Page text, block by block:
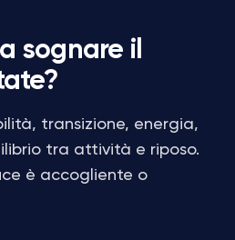
sognare il
transizione, energia,
tra attività e riposo.
è accogliente o